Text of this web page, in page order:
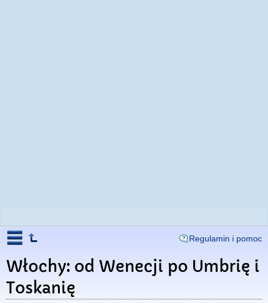
Regulamin i pomoc
Włochy: od Wenecji po Umbrię i
Toskanię